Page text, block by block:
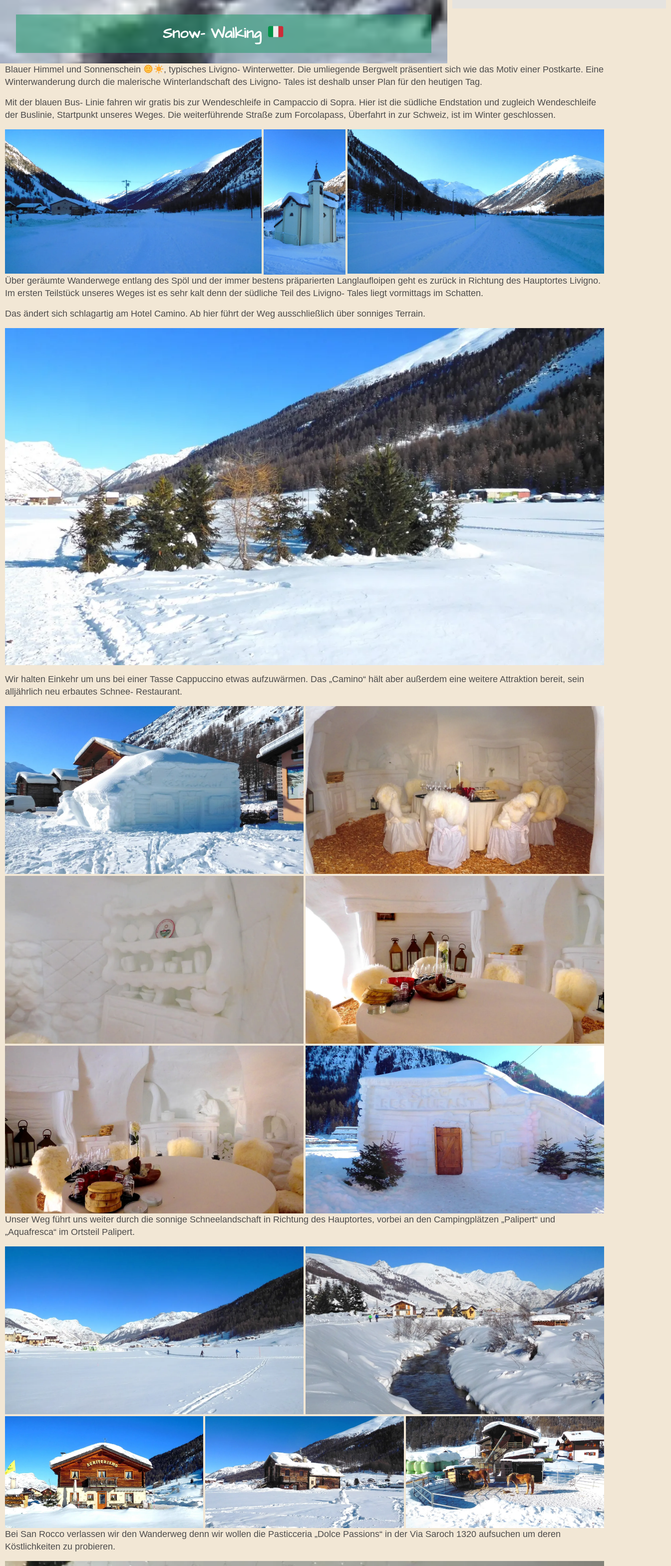
Snow- Walking
Blauer Himmel und Sonnenschein
, typisches Livigno- Winterwetter. Die umliegende Bergwelt präsentiert sich wie das Motiv einer Postkarte. Eine
Winterwanderung durch die malerische Winterlandschaft des Livigno- Tales ist deshalb unser Plan für den heutigen Tag.
Mit der blauen Bus- Linie fahren wir gratis bis zur Wendeschleife in Campaccio di Sopra. Hier ist die südliche Endstation und zugleich Wendeschleife
der Buslinie, Startpunkt unseres Weges. Die weiterführende Straße zum Forcolapass, Überfahrt in zur Schweiz, ist im Winter geschlossen.
Über geräumte Wanderwege entlang des Spöl und der immer bestens präparierten Langlaufloipen geht es zurück in Richtung des Hauptortes Livigno.
Im ersten Teilstück unseres Weges ist es sehr kalt denn der südliche Teil des Livigno- Tales liegt vormittags im Schatten.
Das ändert sich schlagartig am Hotel Camino. Ab hier führt der Weg ausschließlich über sonniges Terrain.
Wir halten Einkehr um uns bei einer Tasse Cappuccino etwas aufzuwärmen. Das „Camino“ hält aber außerdem eine weitere Attraktion bereit, sein
alljährlich neu erbautes Schnee- Restaurant.
Unser Weg führt uns weiter durch die sonnige Schneelandschaft in Richtung des Hauptortes, vorbei an den Campingplätzen „Palipert“ und
„Aquafresca“ im Ortsteil Palipert.
Bei San Rocco verlassen wir den Wanderweg denn wir wollen die Pasticceria „Dolce Passions“ in der Via Saroch 1320 aufsuchen um deren
Köstlichkeiten zu probieren.